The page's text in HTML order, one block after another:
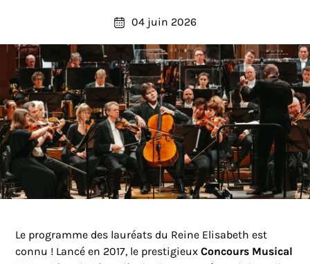
MÉDIAS
NOUS SOUTENIR
FR
04 juin 2026
Le programme des lauréats du Reine Elisabeth est
connu ! Lancé en 2017, le prestigieuxConcours Musical